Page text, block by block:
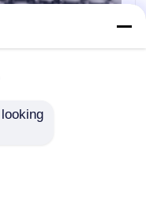
waterdicht full-